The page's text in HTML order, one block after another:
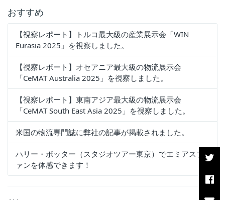
おすすめ
【視察レポート】トルコ最大級の産業展示会「WIN
Eurasia 2025」を視察しました。
【視察レポート】オセアニア最大級の物流展示会
「CeMAT Australia 2025」を視察しました。
【視察レポート】東南アジア最大級の物流展示会
「CeMAT South East Asia 2025」を視察しました。
米国の物流専門誌に弊社の記事が掲載されました。
ハリー・ポッター（スタジオツアー東京）でエミアスフ
ァンを体感できます！